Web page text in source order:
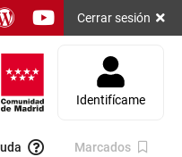
wordpressyoutubeCerrar sesión
Identifícame
Marcados